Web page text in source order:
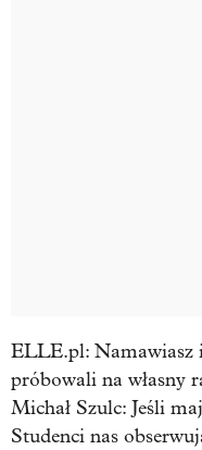
ELLE.pl: Namawiasz
próbowali na własny
Michał Szulc: Jeśli
Studenci nas